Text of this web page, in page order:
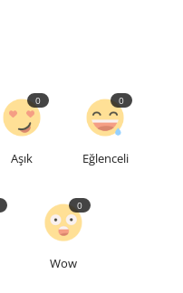
Aşık
0
Eğlenceli
0
Wow
0